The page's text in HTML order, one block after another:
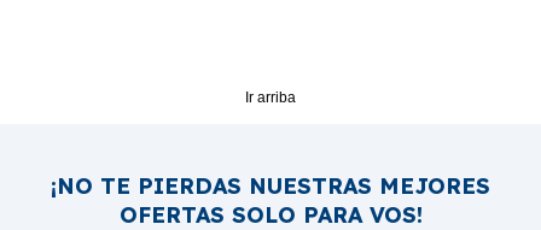
Ir arriba
¡NO TE PIERDAS NUESTRAS MEJORES
OFERTAS SOLO PARA VOS!